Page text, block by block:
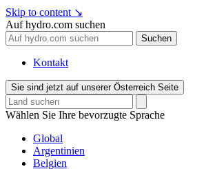
Skip to content ↘
Auf hydro.com suchen
Suchen
Kontakt
Sie sind jetzt auf unserer Österreich Seite
Wählen Sie Ihre bevorzugte Sprache
Global
Argentinien
Belgien